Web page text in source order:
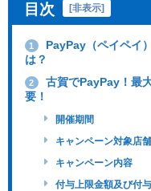
目次 [非表示]
1
PayPay（ペイペイ
は？
2
古賀でPayPay！最
要！
開催期間
キャンペーン対象店舗
キャンペーン内容
付与上限金額及び付